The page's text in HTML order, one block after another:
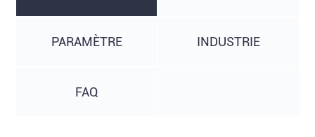
PARAMÈTRE INDUSTRIE
FAQ